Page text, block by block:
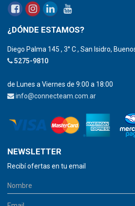
¿DÓNDE ESTAMOS?
Diego Palma 145 , 3° C , San Isidro,
5275-9810
de Lunes a Viernes de 9:00 a 18:00
info@connecteam.com.ar
NEWSLETTER
Recibí ofertas en tu email